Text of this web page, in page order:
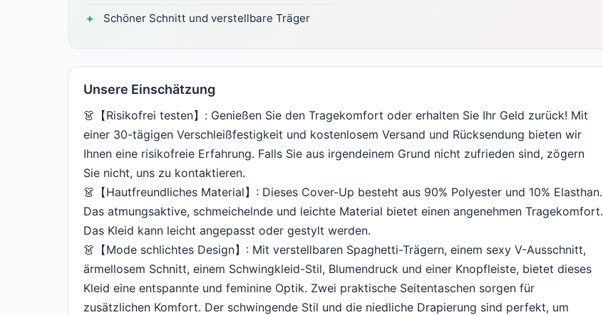
Schöner Schnitt und verstellbare Träger
Unsere Einschätzung
👗【Risikofrei testen】: Genießen Sie den Tragekomfort oder erhalten Sie Ihr Geld zurück! Mit
einer 30-tägigen Verschleißfestigkeit und kostenlosem Versand und Rücksendung bieten wir
Ihnen eine risikofreie Erfahrung. Falls Sie aus irgendeinem Grund nicht zufrieden sind, zögern
Sie nicht, uns zu kontaktieren.
👗【Hautfreundliches Material】: Dieses Cover-Up besteht aus 90% Polyester und 10% Elasthan.
Das atmungsaktive, schmeichelnde und leichte Material bietet einen angenehmen Tragekomfort.
Das Kleid kann leicht angepasst oder gestylt werden.
👗【Mode schlichtes Design】: Mit verstellbaren Spaghetti-Trägern, einem sexy V-Ausschnitt,
ärmellosem Schnitt, einem Schwingkleid-Stil, Blumendruck und einer Knopfleiste, bietet dieses
Kleid eine entspannte und feminine Optik. Zwei praktische Seitentaschen sorgen für
zusätzlichen Komfort. Der schwingende Stil und die niedliche Drapierung sind perfekt, um